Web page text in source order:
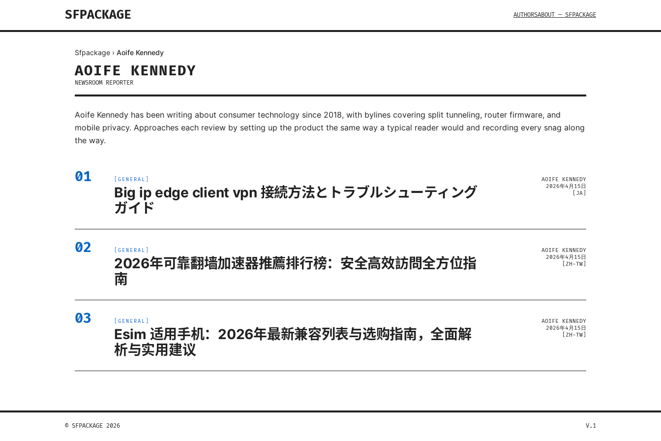
SFPACKAGE AUTHORSABOUT — SFPACKAGE
Sfpackage › Aoife Kennedy
AOIFE KENNEDY
NEWSROOM REPORTER
Aoife Kennedy has been writing about consumer technology since 2018, with bylines covering split tunneling, router firmware, and
mobile privacy. Approaches each review by setting up the product the same way a typical reader would and recording every snag along
the way.
01 GENERAL
Big ip edge client vpn 接続方法とトラブルシューティング
ガイド
AOIFE KENNEDY
2026年4月15日
JA
02 GENERAL
2026年可靠翻墙加速器推薦排行榜：安全高效訪問全方位指
南
AOIFE KENNEDY
2026年4月15日
ZH-TW
03 GENERAL
Esim 适用手机：2026年最新兼容列表与选购指南，全面解
析与实用建议
AOIFE KENNEDY
2026年4月15日
ZH-TW
© SFPACKAGE 2026 V.1